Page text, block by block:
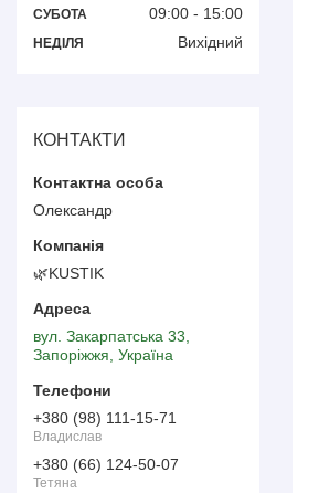
СУБОТА 09:00 15:00
НЕДІЛЯ Вихідний
КОНТАКТИ
Олександр
🌿KUSTIK
вул. Закарпатська 33,
Запоріжжя, Україна
+380 (98) 111-15-71
Владислав
+380 (66) 124-50-07
Тетяна